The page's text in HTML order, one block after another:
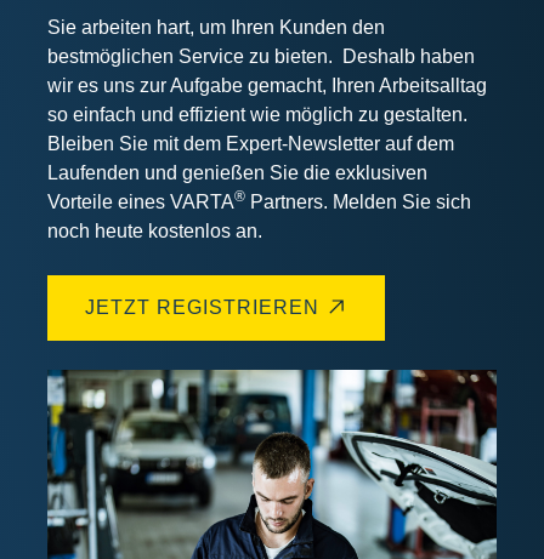
Sie arbeiten hart, um Ihren Kunden den
bestmöglichen Service zu bieten. Deshalb haben
wir es uns zur Aufgabe gemacht, Ihren Arbeitsalltag
so einfach und effizient wie möglich zu gestalten.
Bleiben Sie mit dem Expert-Newsletter auf dem
Laufenden und genießen Sie die exklusiven
Vorteile eines VARTA® Partners. Melden Sie sich
noch heute kostenlos an.
JETZT REGISTRIEREN